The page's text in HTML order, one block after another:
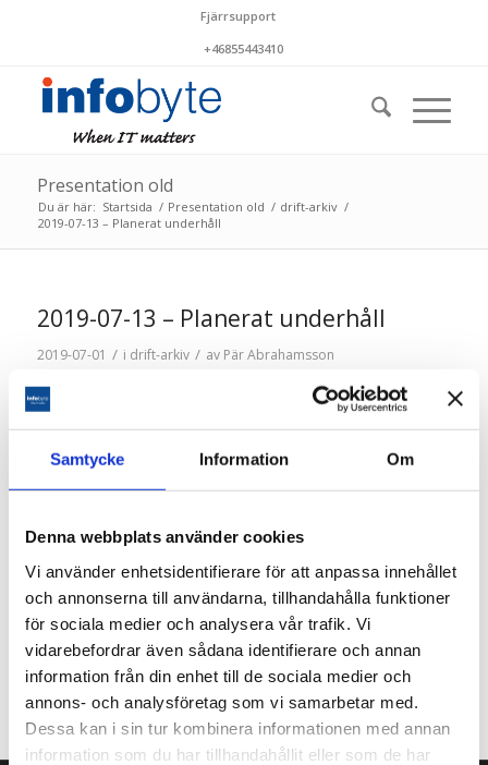
Samtycke Information Om
Denna webbplats använder cookies
Vi använder enhetsidentifierare för att anpassa innehållet
och annonserna till användarna, tillhandahålla funktioner
för sociala medier och analysera vår trafik. Vi
vidarebefordrar även sådana identifierare och annan
information från din enhet till de sociala medier och
annons- och analysföretag som vi samarbetar med.
Dessa kan i sin tur kombinera informationen med annan
information som du har tillhandahållit eller som de har
Fjärrsupport
+46855443410
Presentation old
Du är här: Startsida / Presentation old / drift-arkiv /
2019-07-13 – Planerat underhåll
2019-07-13 – Planerat underhåll
2019-07-01 / i drift-arkiv / av Pär Abrahamsson
Lördagen den 13 juli utförs planerat underhåll mellan
cirka kl 04-06. Kortare störningar i driftstjänsterna kan
förekomma.
Share this entry